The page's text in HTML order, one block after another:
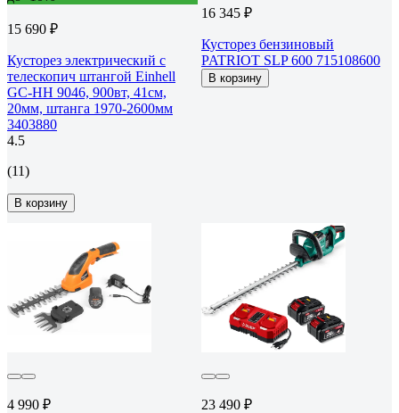
15 690 ₽
Кусторез электрический с
телескопич штангой Einhell
GC-HH 9046, 900вт, 41см,
20мм, штанга 1970-2600мм
3403880
4.5
(11)
В корзину
16 345 ₽
Кусторез бензиновый
PATRIOT SLP 600 715108600
В корзину
4 990 ₽ 23 490 ₽